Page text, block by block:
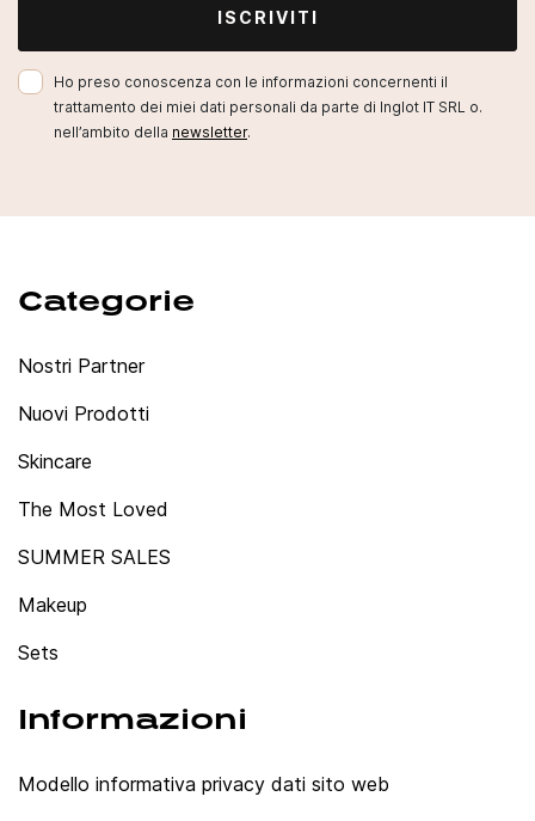
ISCRIVITI
Ho preso conoscenza con le informazioni concernenti il
trattamento dei miei dati personali da parte di Inglot IT SRL o.
nell’ambito della newsletter.
Categorie
Nostri Partner
Nuovi Prodotti
Skincare
The Most Loved
SUMMER SALES
Makeup
Sets
Informazioni
Modello informativa privacy dati sito web